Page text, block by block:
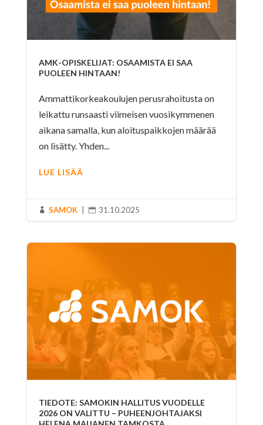
AMK-OPISKELIJAT: OSAAMISTA EI SAA
PUOLEEN HINTAAN!
Ammattikorkeakoulujen perusrahoitusta on
leikattu runsaasti viimeisen vuosikymmenen
aikana samalla, kun aloituspaikkojen määrää
on lisätty. Yhden...
LUE LISÄÄ
 SAMOK  31.10.2025
TIEDOTE: SAMOKIN HALLITUS VUODELLE
2026 ON VALITTU – PUHEENJOHTAJAKSI